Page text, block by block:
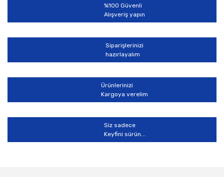
%100 Güvenli
Alışveriş yapın
Siparişlerinizi
hazırlayalım
Ürünlerinizi
Kargoya verelim
Siz sadece
Keyfini sürün...